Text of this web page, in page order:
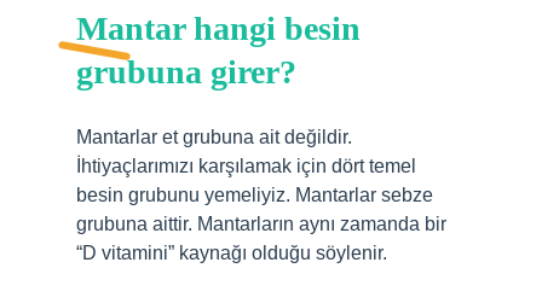
Mantar hangi besin
grubuna girer?
Mantarlar et grubuna ait değildir.
İhtiyaçlarımızı karşılamak için dört temel
besin grubunu yemeliyiz. Mantarlar sebze
grubuna aittir. Mantarların aynı zamanda bir
“D vitamini” kaynağı olduğu söylenir.